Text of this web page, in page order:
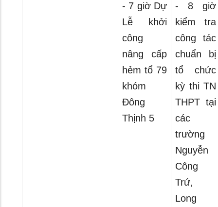
- 7 giờ Dự
Lễ khởi
công
nâng cấp
hẻm tổ 79
khóm
Đông
Thịnh 5
- 8 giờ
kiểm tra
công tác
chuẩn bị
tổ chức
kỳ thi TN
THPT tại
các
trường
Nguyễn
Công
Trứ,
Long